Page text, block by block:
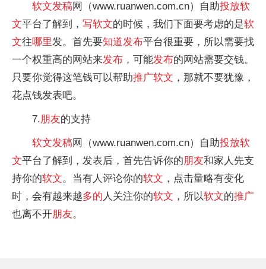
软文发稿网（www.ruanwen.com.cn）自助投放软
文平台了解到， 写软文的时候，我们下面要考虑的是软
文往哪里发。首先要知道发布平台很重要，所以需要找
一个权重高的网站来发布 ，可能发布的网站需要交钱。
只要你觉得这笔钱可以帮助推广软文 ，那就不要犹豫，
花点钱发表吧。
7.朋友的支持
软文发稿网（www.ruanwen.com.cn）自助投放软
文平台了解到，发表后，首先告诉你的朋友和家人先支
持你的软文。当有人评论你的软文 ，点击量略有变化
时，会有越来越多的 人关注你的软文 ，所以软文的推广
也离不开朋友。